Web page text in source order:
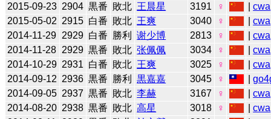
2015-09-23 2904 黒番 敗北 王晨星 3191 ♀ |cwa
2015-05-02 2915 白番 敗北 王爽 3040 ♀ |cwa
2014-11-29 2929 白番 勝利 谢少博 2813 ♀ |cwa
2014-11-28 2929 黒番 敗北 张佩佩 3034 ♀ |cwa
2014-10-29 2931 白番 敗北 王爽 3025 ♀ |cwa
2014-09-12 2936 黒番 勝利 黒嘉嘉 3045 ♀ |
2014-09-05 2937 黒番 敗北 李赫 3167 ♀ |cwa
2014-08-20 2938 黒番 敗北 高星 3018 ♀ |cwa